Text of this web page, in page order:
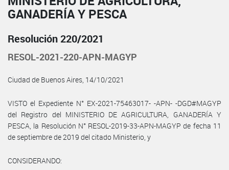
GANADERÍA Y PESCA
Resolución 220/2021
RESOL-2021-220-APN-MAGYP
Ciudad de Buenos Aires, 14/10/2021
VISTO el Expediente N° EX-2021-75463017- -APN- -DGD#MAGYP
del Registro del MINISTERIO DE AGRICULTURA, GANADERÍA Y
PESCA, la Resolución N° RESOL-2019-33-APN-MAGYP de fecha 11
de septiembre de 2019 del citado Ministerio, y
CONSIDERANDO: